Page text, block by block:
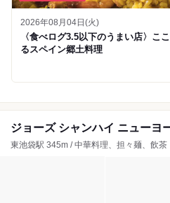
2026年08月04日(火)
〈食べログ3.5以下のうまい店〉こ
るスペイン郷土料理
ジョーズ シャンハイ ニューヨ
東池袋駅 345m / 中華料理、担々麺、飲茶